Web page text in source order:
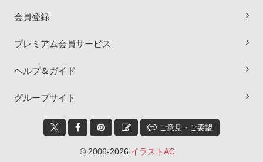
会員登録
プレミアム会員サービス
ヘルプ＆ガイド
グループサイト
ご意見・ご要望
© 2006-2026 イラストAC